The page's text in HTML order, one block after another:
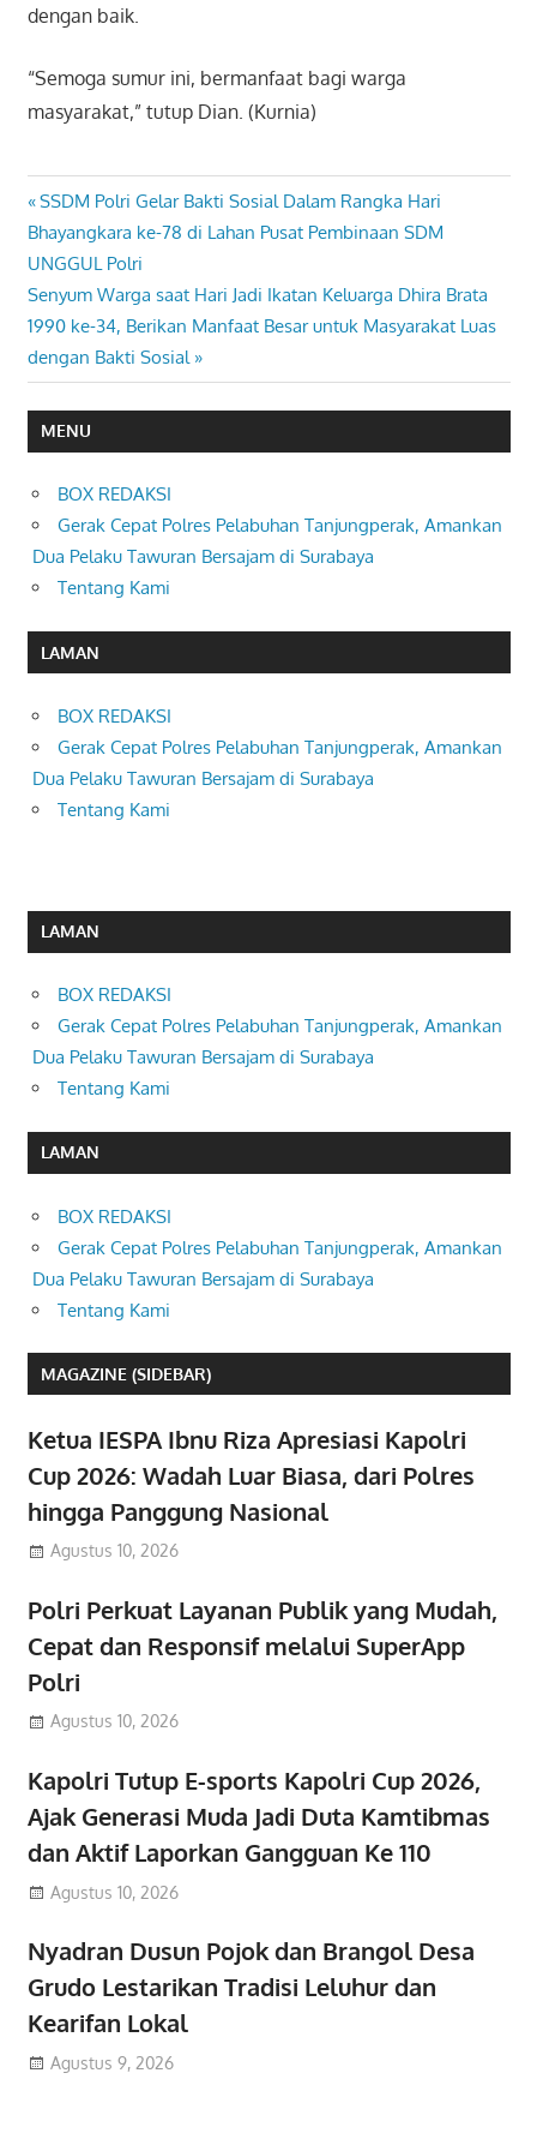
dengan baik.
“Semoga sumur ini, bermanfaat bagi warga
masyarakat,” tutup Dian. (Kurnia)
Navigasi
pos
Previous
Post:
SSDM Polri Gelar Bakti Sosial Dalam Rangka Hari
Bhayangkara ke-78 di Lahan Pusat Pembinaan SDM
UNGGUL Polri
Next
Post:
Senyum Warga saat Hari Jadi Ikatan Keluarga Dhira Brata
1990 ke-34, Berikan Manfaat Besar untuk Masyarakat Luas
dengan Bakti Sosial
MENU
BOX REDAKSI
Gerak Cepat Polres Pelabuhan Tanjungperak, Amankan
Dua Pelaku Tawuran Bersajam di Surabaya
Tentang Kami
LAMAN
BOX REDAKSI
Gerak Cepat Polres Pelabuhan Tanjungperak, Amankan
Dua Pelaku Tawuran Bersajam di Surabaya
Tentang Kami
LAMAN
BOX REDAKSI
Gerak Cepat Polres Pelabuhan Tanjungperak, Amankan
Dua Pelaku Tawuran Bersajam di Surabaya
Tentang Kami
LAMAN
BOX REDAKSI
Gerak Cepat Polres Pelabuhan Tanjungperak, Amankan
Dua Pelaku Tawuran Bersajam di Surabaya
Tentang Kami
MAGAZINE (SIDEBAR)
Ketua IESPA Ibnu Riza Apresiasi Kapolri
Cup 2026: Wadah Luar Biasa, dari Polres
hingga Panggung Nasional
Agustus 10, 2026
Polri Perkuat Layanan Publik yang Mudah,
Cepat dan Responsif melalui SuperApp
Polri
Agustus 10, 2026
Kapolri Tutup E-sports Kapolri Cup 2026,
Ajak Generasi Muda Jadi Duta Kamtibmas
dan Aktif Laporkan Gangguan Ke 110
Agustus 10, 2026
Nyadran Dusun Pojok dan Brangol Desa
Grudo Lestarikan Tradisi Leluhur dan
Kearifan Lokal
Agustus 9, 2026